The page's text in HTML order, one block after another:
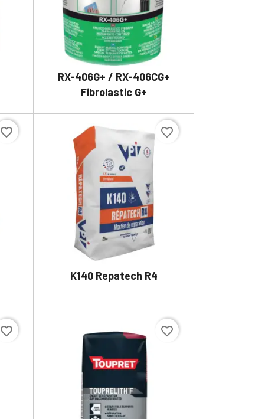
RX-406G+ / RX-406CG+
Fibrolastic G+
 DÉTAILS
favorite_border
K140 Repatech R4
DÉTAILS
favorite_border
favorite_border favorite_border